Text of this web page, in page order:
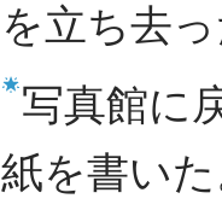
を立ち去
写真館に
紙を書い